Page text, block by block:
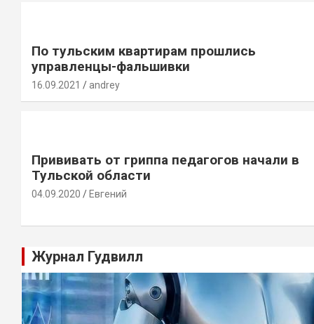
По тульским квартирам прошлись
управленцы-фальшивки
16.09.2021 andrey
Прививать от гриппа педагогов начали в
Тульской области
04.09.2020 Евгений
Журнал Гудвилл